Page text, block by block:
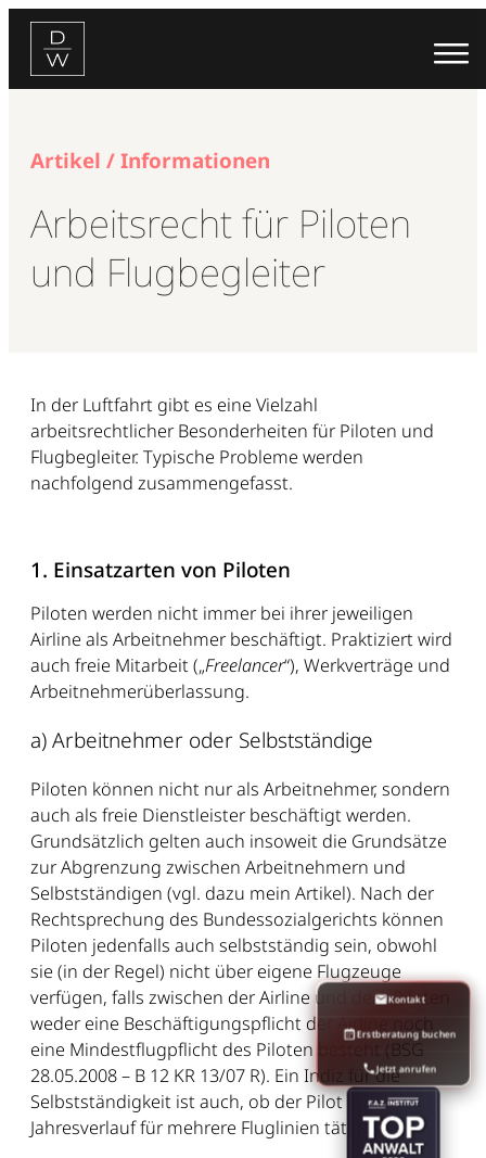
Zum
Inhalt
springen
Artikel / Informationen
Arbeitsrecht für Piloten
und Flugbegleiter
In der Luftfahrt gibt es eine Vielzahl
arbeitsrechtlicher Besonderheiten für Piloten und
Flugbegleiter. Typische Probleme werden
nachfolgend zusammengefasst.
1. Einsatzarten von Piloten
Piloten werden nicht immer bei ihrer jeweiligen
Airline als Arbeitnehmer beschäftigt. Praktiziert wird
auch freie Mitarbeit („Freelancer“), Werkverträge und
Arbeitnehmerüberlassung.
a) Arbeitnehmer oder Selbstständige
Piloten können nicht nur als Arbeitnehmer, sondern
auch als freie Dienstleister beschäftigt werden.
Grundsätzlich gelten auch insoweit die Grundsätze
zur Abgrenzung zwischen Arbeitnehmern und
Selbstständigen (vgl. dazu mein Artikel). Nach der
Rechtsprechung des Bundessozialgerichts können
Piloten jedenfalls auch selbstständig sein, obwohl
sie (in der Regel) nicht über eigene Flugzeuge
verfügen, falls zwischen der Airline und dem Piloten
weder eine Beschäftigungspflicht der Airline noch
eine Mindestflugpflicht des Piloten besteht (BSG
28.05.2008 – B 12 KR 13/07 R). Ein Indiz für die
Selbstständigkeit ist auch, ob der Pilot im
Jahresverlauf für mehrere Fluglinien tätig ist.
Kontakt
Erstberatung buchen
Jetzt anrufen